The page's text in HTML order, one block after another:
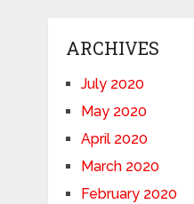
ARCHIVES
July 2020
May 2020
April 2020
March 2020
February 2020